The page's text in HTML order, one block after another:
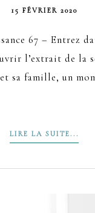
15 FÉVRIER 2020
67 – Entrez
l’extrait de la
sa famille, un
LIRE LA SUITE...